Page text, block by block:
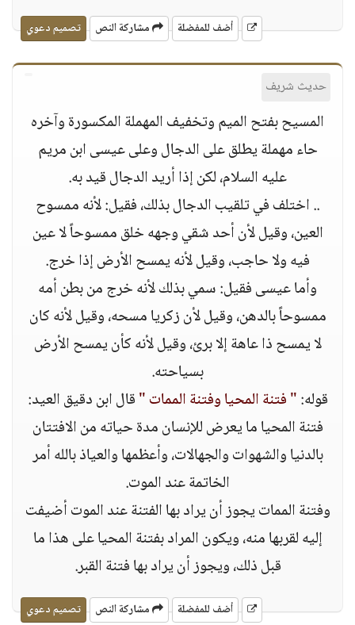
أضف للمفضلة مشاركة النص تصميم دعوي
حديث شريف
المسيح بفتح الميم وتخفيف المهملة المكسورة وآخره
حاء مهملة يطلق على الدجال وعلى عيسى ابن مريم
عليه السلام، لكن إذا أريد الدجال قيد به.
.. اختلف في تلقيب الدجال بذلك، فقيل: لأنه ممسوح
العين، وقيل لأن أحد شقي وجهه خلق ممسوحاً لا عين
فيه ولا حاجب، وقيل لأنه يمسح الأرض إذا خرج.
وأما عيسى فقيل: سمي بذلك لأنه خرج من بطن أمه
ممسوحاً بالدهن، وقيل لأن زكريا مسحه، وقيل لأنه كان
لا يمسح ذا عاهة إلا برئ، وقيل لأنه كأن يمسح الأرض
بسياحته.
قوله:" فتنة المحيا وفتنة الممات "قال ابن دقيق العيد:
فتنة المحيا ما يعرض للإنسان مدة حياته من الافتتان
بالدنيا والشهوات والجهالات، وأعظمها والعياذ بالله أمر
الخاتمة عند الموت.
وفتنة الممات يجوز أن يراد بها الفتنة عند الموت أضيفت
إليه لقربها منه، ويكون المراد بفتنة المحيا على هذا ما
قبل ذلك، ويجوز أن يراد بها فتنة القبر.
أضف للمفضلة مشاركة النص تصميم دعوي